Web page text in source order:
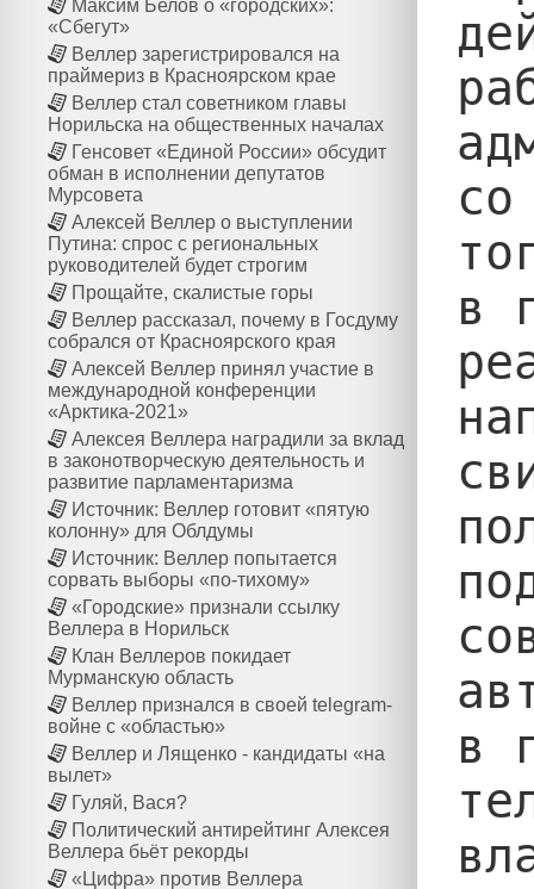
Максим Белов о «городских»:
«Сбегут»
Веллер зарегистрировался на
праймериз в Красноярском крае
Веллер стал советником главы
Норильска на общественных началах
Генсовет «Единой России» обсудит
обман в исполнении депутатов
Мурсовета
Алексей Веллер о выступлении
Путина: спрос с региональных
руководителей будет строгим
Прощайте, скалистые горы
Веллер рассказал, почему в Госдуму
собрался от Красноярского края
Алексей Веллер принял участие в
международной конференции
«Арктика-2021»
Алексея Веллера наградили за вклад
в законотворческую деятельность и
развитие парламентаризма
Источник: Веллер готовит «пятую
колонну» для Облдумы
Источник: Веллер попытается
сорвать выборы «по-тихому»
«Городские» признали ссылку
Веллера в Норильск
Клан Веллеров покидает
Мурманскую область
Веллер признался в своей telegram-
войне с «областью»
Веллер и Лященко - кандидаты «на
вылет»
Гуляй, Вася?
Политический антирейтинг Алексея
Веллера бьёт рекорды
«Цифра» против Веллера
в
в